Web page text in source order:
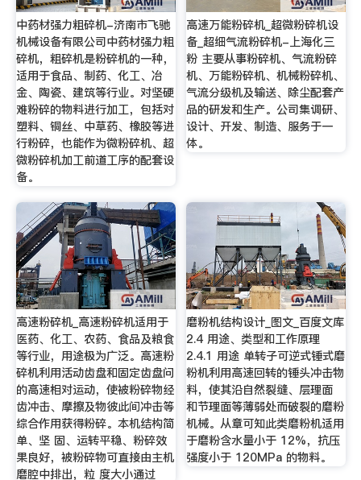
中药材强力粗碎机-济南市飞驰
机械设备有限公司中药材强力粗
碎机，粗碎机是粉碎机的一种，
适用于食品、制药、化工、冶
金、陶瓷、建筑等行业。对坚硬
难粉碎的物料进行加工，包括对
塑料、铜丝、中草药、橡胶等进
行粉碎，也能作为微粉碎机、超
微粉碎机加工前道工序的配套设
备。
高速万能粉碎机_超微粉碎机设
备_超细气流粉碎机-上海化三
粉 主要从事粉碎机、气流粉碎
机、万能粉碎机、机械粉碎机、
气流分级机及输送、除尘配套产
品的研发和生产。公司集调研、
设计、开发、制造、服务于一
体。
高速粉碎机_高速粉碎机适用于
医药、化工、农药、食品及粮食
等行业，用途极为广泛。高速粉
碎机利用活动齿盘和固定齿盘问
的高速相对运动，使被粉碎物经
齿冲击、摩擦及物彼此间冲击等
综合作用获得粉碎。本机结构简
单、坚 固、运转平稳、粉碎效
果良好，被粉碎物可直接由主机
磨腔中排出，粒 度大小通过
磨粉机结构设计_图文_百度文库
2.4 用途、类型和工作原理
2.4.1 用途 单转子可逆式锤式磨
粉机利用高速回转的锤头冲击物
料，使其沿自然裂缝、层理面
和节理面等薄弱处而破裂的磨粉
机械。从章可知此类磨粉机适用
于磨粉含水量小于 12%，抗压
强度小于 120MPa 的物料。